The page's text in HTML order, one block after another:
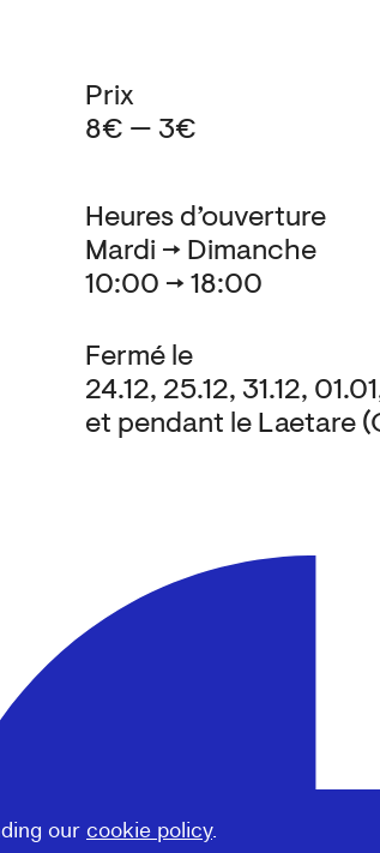
our cookie policy.
Heures d’ouverture
Mardi → Dimanche
10:00 → 18:00
Fermé le
24.12, 25.12, 31.12,
et pendant le Laetare
Prix
8€ — 3€